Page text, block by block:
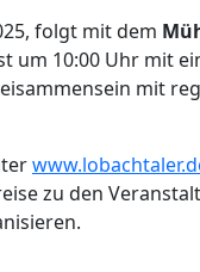
folgt mit dem
um 10:00 Uhr mit
mit
zu den